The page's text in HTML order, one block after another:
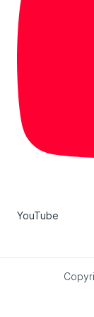
YouTube